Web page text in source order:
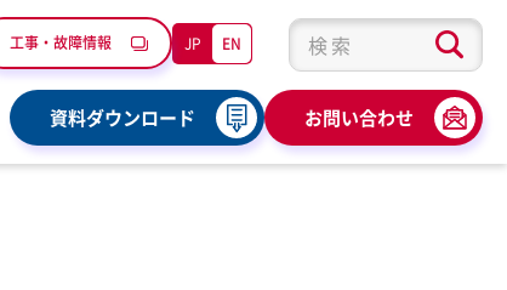
検索キーワード入力
工事・故障情報 JP EN
資料ダウンロード お問い合わせ